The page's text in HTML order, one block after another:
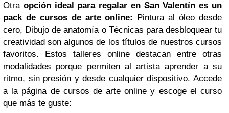
Otra opción ideal para regalar en San Valentín es un
pack de cursos de arte online:
Pintura al óleo desde
cero, Dibujo de anatomía o Técnicas para desbloquear tu
creatividad son algunos de los títulos de nuestros cursos
favoritos. Estos talleres online destacan entre otras
modalidades porque permiten al artista aprender a su
ritmo, sin presión y desde cualquier dispositivo. Accede
a la página de cursos de arte online y escoge el curso
que más te guste: